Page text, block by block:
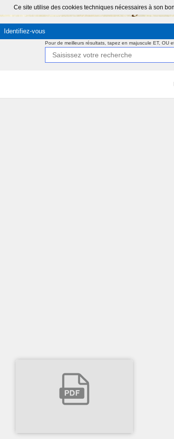
Ce site utilise des cookies techniques nécessaires à son
Identifiez-vous
Pour de meilleurs résultats, tapez en majuscule ET, OU